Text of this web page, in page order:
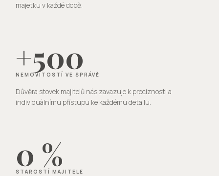
majetku v každé době.
+500
NEMOVITOSTÍ VE SPRÁVĚ
Důvěra stovek majitelů nás zavazuje k preciznosti a
individuálnímu přístupu ke každému detailu.
0 %
STAROSTÍ MAJITELE